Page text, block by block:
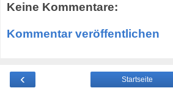
Keine Kommentare:
Kommentar veröffentlichen
‹ Startseite